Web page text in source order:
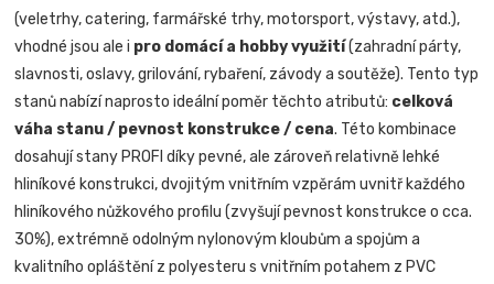
(veletrhy, catering, farmářské trhy, motorsport, výstavy, atd.),
vhodné jsou ale i pro domácí a hobby využití(zahradní párty,
slavnosti, oslavy, grilování, rybaření, závody a soutěže). Tento typ
stanů nabízí naprosto ideální poměr těchto atributů: celková
váha stanu / pevnost konstrukce / cena. Této kombinace
dosahují stany PROFI díky pevné, ale zároveň relativně lehké
hliníkové konstrukci, dvojitým vnitřním vzpěrám uvnitř každého
hliníkového nůžkového profilu (zvyšují pevnost konstrukce o cca.
30%), extrémně odolným nylonovým kloubům a spojům a
kvalitního opláštění z polyesteru s vnitřním potahem z PVC